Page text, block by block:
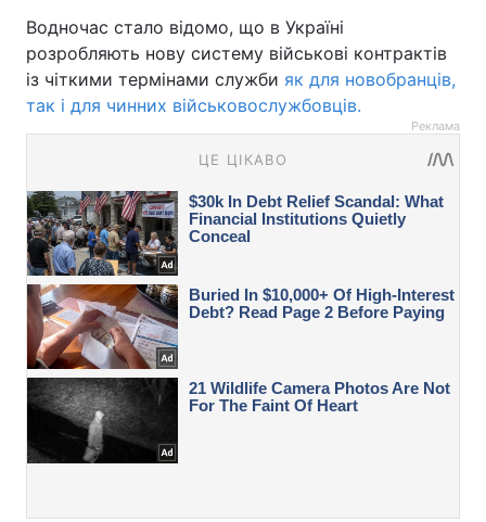
Водночас стало відомо, що в Україні
розробляють нову систему військові контрактів
із чіткими термінами служби як для новобранців,
так і для чинних військовослужбовців.
Реклама